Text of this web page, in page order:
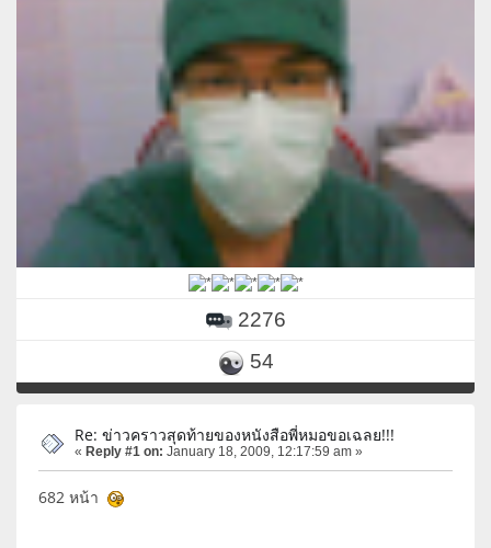
2276
54
Re: ข่าวคราวสุดท้ายของหนังสือพี่หมอขอเฉลย!!!
« Reply #1 on: January 18, 2009, 12:17:59 am »
682 หน้า